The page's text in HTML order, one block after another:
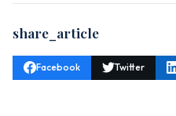
share_article
Facebook Twitter